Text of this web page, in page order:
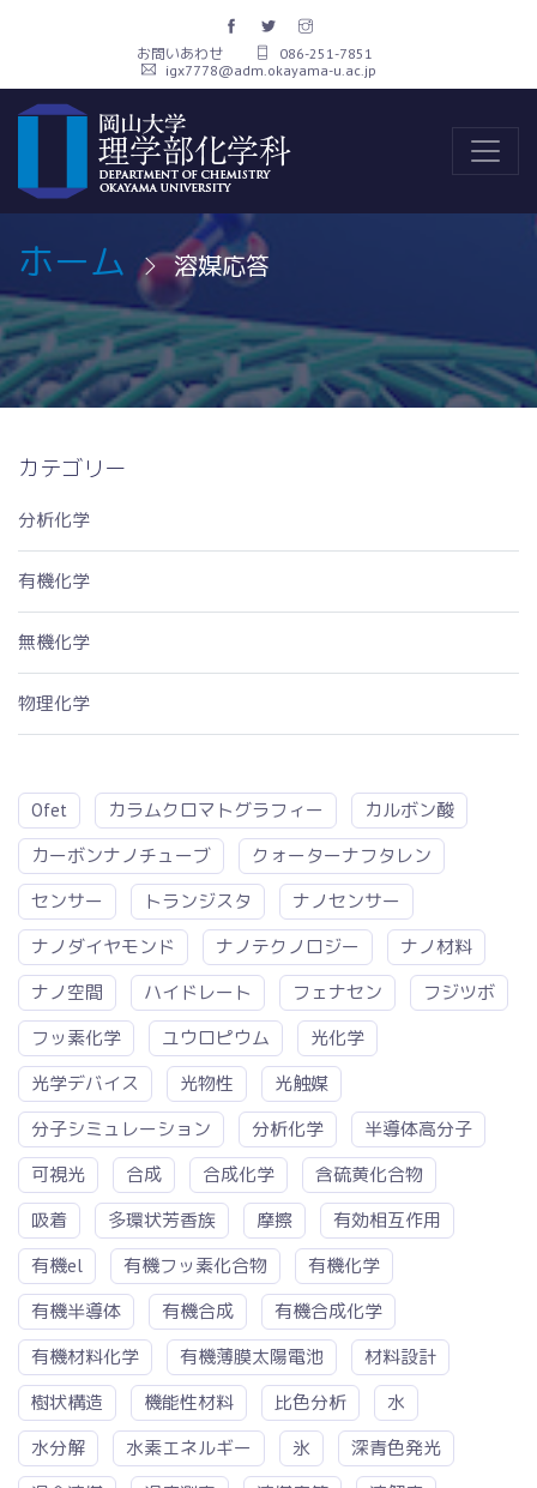
お問いあわせ
086-251-7851
igx7778@adm.okayama-u.ac.jp
ホーム 溶媒応答
カテゴリー
分析化学
有機化学
無機化学
物理化学
Ofet カラムクロマトグラフィー
カルボン酸
カーボンナノチューブ
クォーターナフタレン
センサー
トランジスタ
ナノセンサー
ナノダイヤモンド
ナノテクノロジー
ナノ材料
ナノ空間
ハイドレート フェナセン
フジツボ
フッ素化学
ユウロピウム
光化学
光学デバイス
光物性
光触媒
分子シミュレーション
分析化学
半導体高分子
可視光
合成 合成化学
含硫黄化合物
吸着
多環状芳香族 摩擦
有効相互作用
有機el
有機フッ素化合物
有機化学
有機半導体
有機合成
有機合成化学
有機材料化学
有機薄膜太陽電池
材料設計
樹状構造
機能性材料 比色分析
水
水分解
水素エネルギー 氷
深青色発光